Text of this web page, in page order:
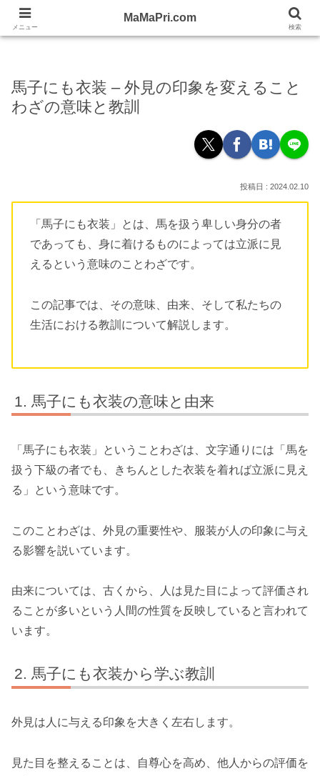
忙しい女性の応援WEBママプリ！
MaMaPri.com
馬子にも衣装 – 外見の印象を変えること
わざの意味と教訓
2024.02.10
「馬子にも衣装」とは、馬を扱う卑しい身分の者
であっても、身に着けるものによっては立派に見
えるという意味のことわざです。
この記事では、その意味、由来、そして私たちの
生活における教訓について解説します。
馬子にも衣装の意味と由来
「馬子にも衣装」ということわざは、文字通りには「馬を
扱う下級の者でも、きちんとした衣装を着れば立派に見え
る」という意味です。
このことわざは、外見の重要性や、服装が人の印象に与え
る影響を説いています。
由来については、古くから、人は見た目によって評価され
ることが多いという人間の性質を反映していると言われて
います。
馬子にも衣装から学ぶ教訓
外見は人に与える印象を大きく左右します。
見た目を整えることは、自尊心を高め、他人からの評価を
メニュー
MaMaPri.com
検索